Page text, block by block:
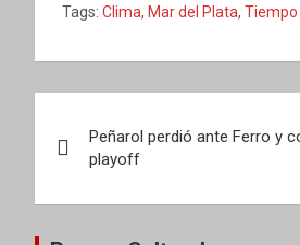
Tags: Clima, Mar del Plata, Tiempo
de
entradas
Peñarol perdió ante Ferro y
playoff